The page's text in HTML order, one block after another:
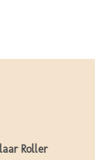
Roller